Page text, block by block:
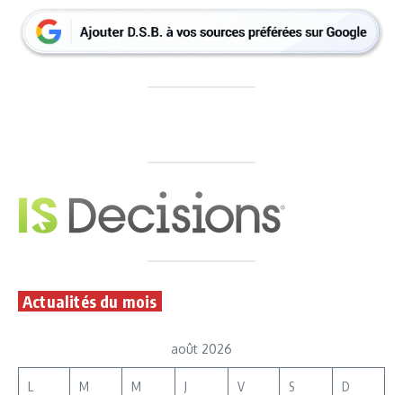
Actualités du mois
août 2026
L M M J V S D